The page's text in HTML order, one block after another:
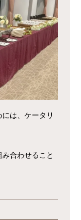
は、ケータリ
合わせること